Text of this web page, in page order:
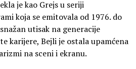
je kao Grejs u seriji
koja se emitovala od 1976. do
utisak na generacije
karijere, Bejli je ostala upamćena
na sceni i ekranu.